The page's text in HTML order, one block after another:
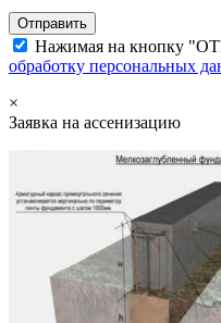
Нажимая на кнопку
обработку персональных
×
Заявка на ассенизацию